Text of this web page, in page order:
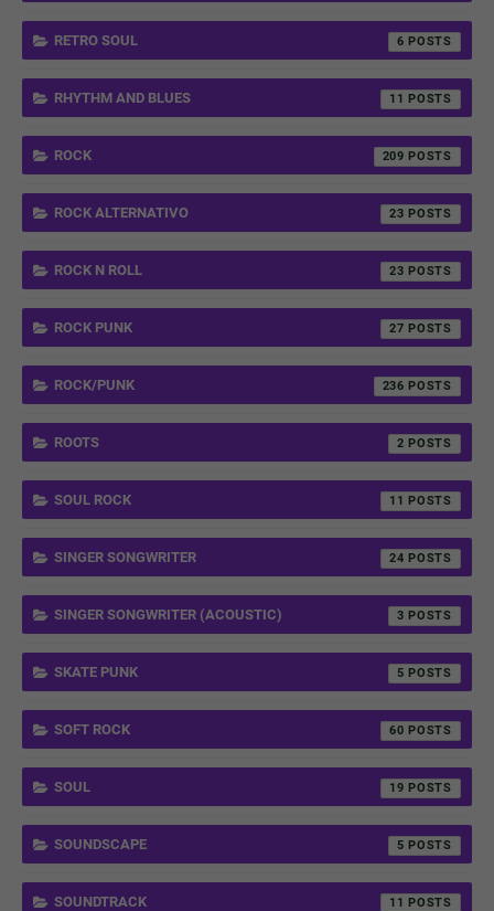
RETRO SOUL 6
RHYTHM AND BLUES 11
ROCK 209
ROCK ALTERNATIVO 23
ROCK N ROLL 23
ROCK PUNK 27
ROCK/PUNK 236
ROOTS 2
SOUL ROCK 11
SINGER SONGWRITER 24
SINGER SONGWRITER (ACOUSTIC) 3
SKATE PUNK 5
SOFT ROCK 60
SOUL 19
SOUNDSCAPE 5
SOUNDTRACK 11